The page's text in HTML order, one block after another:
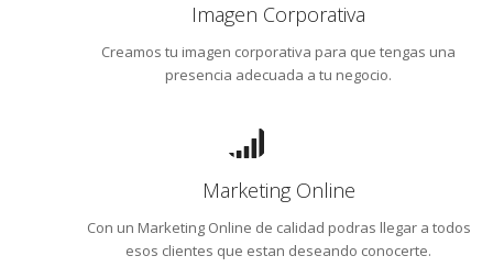
Imagen Corporativa
Creamos tu imagen corporativa para que tengas una
presencia adecuada a tu negocio.
Marketing Online
Con un Marketing Online de calidad podras llegar a todos
esos clientes que estan deseando conocerte.